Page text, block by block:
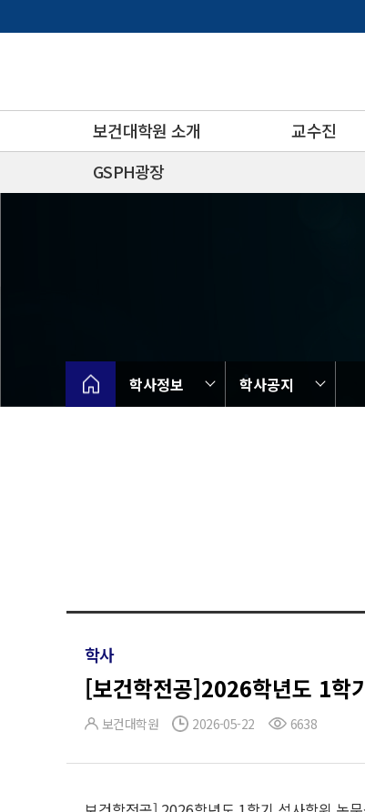
로
보건대학원 소개 교수진
GSPH광장
학사정보 학사공지
학사
[보건학전공]2026학년도 1학
보건대학원 2026-05-22 6638